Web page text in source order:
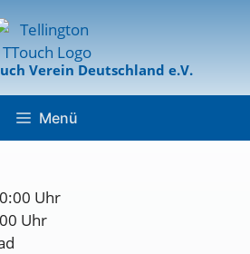
Verein Deutschland e.V.
Menü
Uhr
Uhr